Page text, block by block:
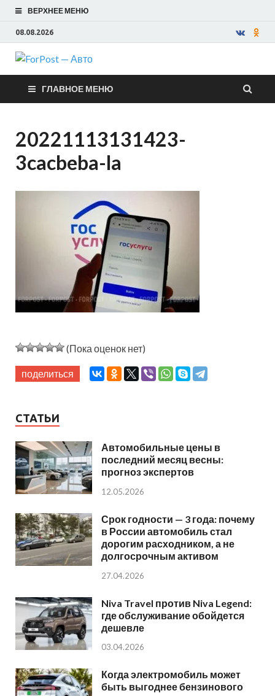
ВЕРХНЕЕ МЕНЮ
08.08.2026
ForPost —
Авто
ГЛАВНОЕ МЕНЮ
20221113131423-
3cacbeba-la
(Пока оценок нет)
поделиться
СТАТЬИ
Автомобильные цены в
последний месяц весны:
прогноз экспертов
12.05.2026
Срок годности — 3 года: почему
в России автомобиль стал
дорогим расходником, а не
долгосрочным активом
27.04.2026
Niva Travel против Niva Legend:
где обслуживание обойдется
дешевле
03.04.2026
Когда электромобиль может
быть выгоднее бензинового